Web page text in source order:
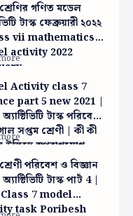
গণিত মডেল
টাস্ক ফেব্রুয়ারী ২০২২
vii mathematics
activity 2022
Activity class 7
part 5 new 2021 |
টাস্ক পরিবেশ
| কী কী
উদ্ভিদে স্বপরাগযোগ
পরিবেশ ও বিজ্ঞান
টাস্ক পার্ট 4 |
Class 7 model
task Poribesh